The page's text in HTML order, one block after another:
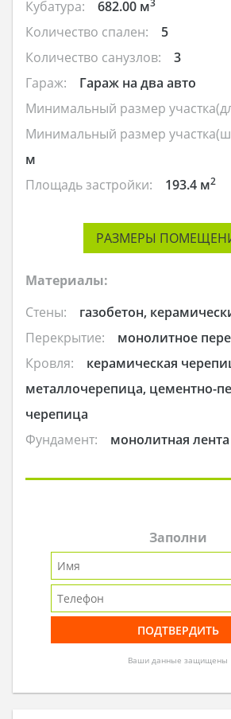
Кубатура: 682.00 м
Количество спален:
5
Количество санузлов:
3
Гараж:
Гараж на два авто
Минимальный размер
Минимальный размер
м
Площадь застройки:
193.4 м2
РАЗМЕРЫ
Материалы:
Стены:
газобетон,
Перекрытие:
монолитное
Кровля:
керамическая
металлочерепица, цементно-
черепица
Фундамент:
монолитная лента
Заполни
Ваши данные защищены